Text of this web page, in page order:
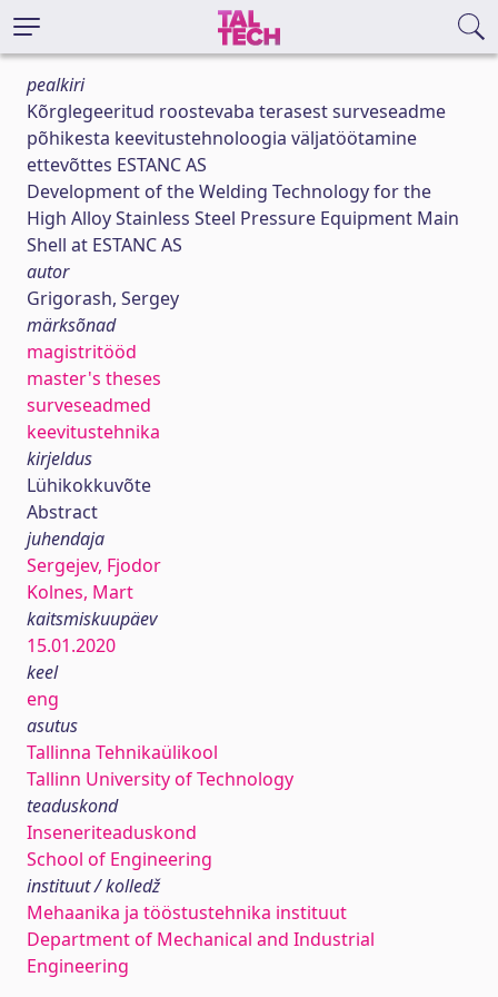
pealkiri
Kõrglegeeritud roostevaba terasest surveseadme
põhikesta keevitustehnoloogia väljatöötamine
ettevõttes ESTANC AS
Development of the Welding Technology for the
High Alloy Stainless Steel Pressure Equipment Main
Shell at ESTANC AS
autor
Grigorash, Sergey
märksõnad
magistritööd
master's theses
surveseadmed
keevitustehnika
kirjeldus
Lühikokkuvõte
Abstract
juhendaja
Sergejev, Fjodor
Kolnes, Mart
kaitsmiskuupäev
15.01.2020
keel
eng
asutus
Tallinna Tehnikaülikool
Tallinn University of Technology
teaduskond
Inseneriteaduskond
School of Engineering
instituut / kolledž
Mehaanika ja tööstustehnika instituut
Department of Mechanical and Industrial
Engineering